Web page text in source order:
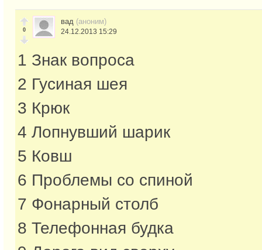
0
вад (аноним)
24.12.2013 15:29
1 Знак вопроса
2 Гусиная шея
3 Крюк
4 Лопнувший шарик
5 Ковш
6 Проблемы со спиной
7 Фонарный столб
8 Телефонная будка